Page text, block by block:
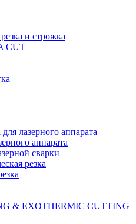
и строжка
CUT
лазерного аппарата
аппарата
сварки
резка
& EXOTHERMIC CUTTING